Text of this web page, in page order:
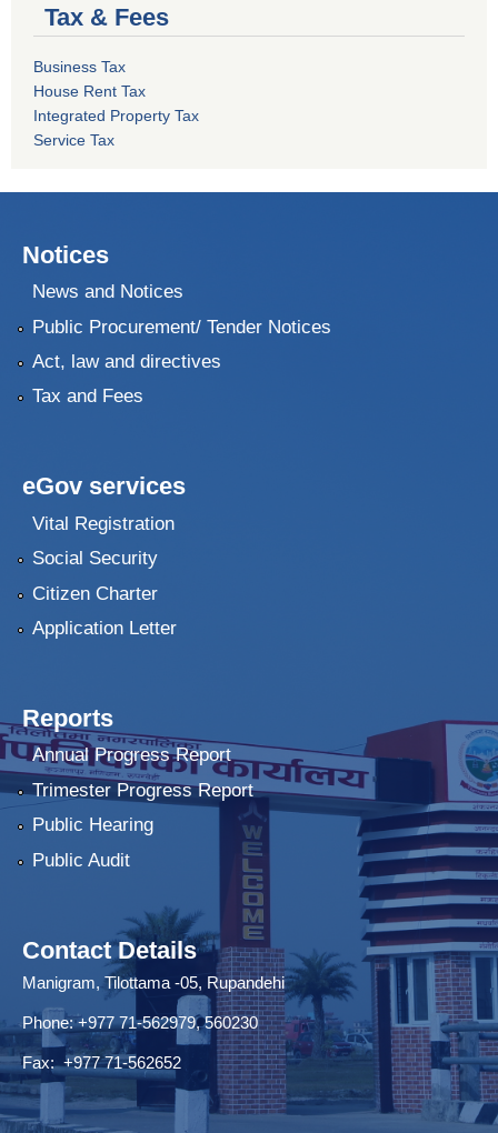
Tax & Fees
Business Tax
House Rent Tax
Integrated Property Tax
Service Tax
Notices
News and Notices
Public Procurement/ Tender Notices
Act, law and directives
Tax and Fees
eGov services
Vital Registration
Social Security
Citizen Charter
Application Letter
Reports
Annual Progress Report
Trimester Progress Report
Public Hearing
Public Audit
Contact Details
Manigram, Tilottama -05, Rupandehi
Phone: +977 71-562979, 560230
Fax: +977 71-562652